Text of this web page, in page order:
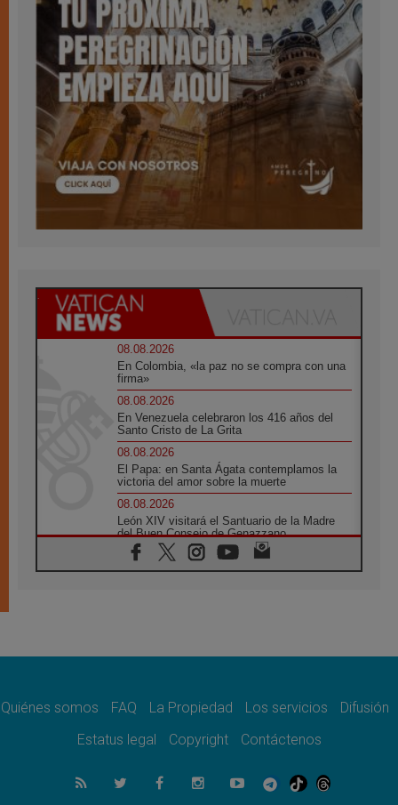
08.08.2026
En Colombia, «la paz no se compra con una
firma»
08.08.2026
En Venezuela celebraron los 416 años del
Santo Cristo de La Grita
08.08.2026
El Papa: en Santa Ágata contemplamos la
victoria del amor sobre la muerte
08.08.2026
León XIV visitará el Santuario de la Madre
del Buen Consejo de Genazzano
07.08.2026
Filipinas: el Vicariato Apostólico de Calapán
07.08.2026
07.08.2026
muertos en 300 días
Tagle: La guerra desfigura el mundo, solo la
revelación de Dios lo transfigura
Quiénes somos FAQ La Propiedad Los servicios
Difusión
Estatus legal
Copyright Contáctenos